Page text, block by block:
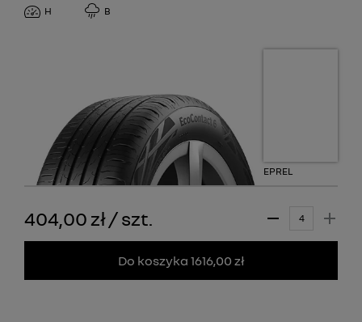
H B
EPREL
404,00 zł/szt.
Do koszyka 1616,00 zł